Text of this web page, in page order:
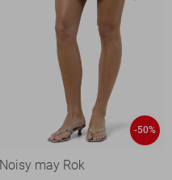
-50%
Noisy may Rok